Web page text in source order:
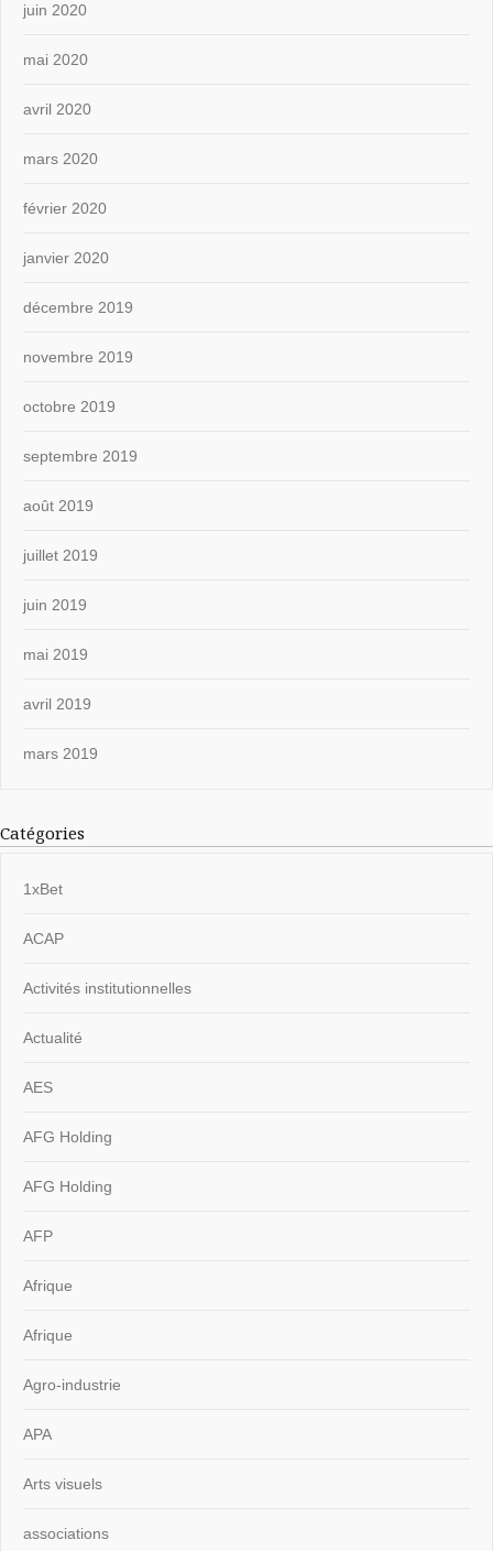
juin 2020
mai 2020
avril 2020
mars 2020
février 2020
janvier 2020
décembre 2019
novembre 2019
octobre 2019
septembre 2019
août 2019
juillet 2019
juin 2019
mai 2019
avril 2019
mars 2019
Catégories
1xBet
ACAP
Activités institutionnelles
Actualité
AES
AFG Holding
AFG Holding
AFP
Afrique
Afrique
Agro-industrie
APA
Arts visuels
associations